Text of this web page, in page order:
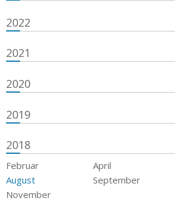
2022
2021
2020
2019
2018
Februar April
August
September
November